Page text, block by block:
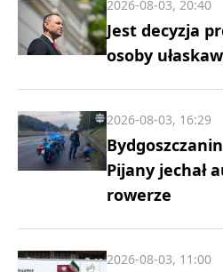
Jest decyzja
osoby
2026-08-03, 20:40
Pijany jechał
rowerze
2026-08-03, 16:29
2026-08-03, 11:00